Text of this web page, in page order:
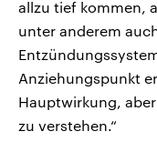
allzu tief kommen,
unter anderem
Anziehungspunkt
Hauptwirkung,
zu verstehen.“